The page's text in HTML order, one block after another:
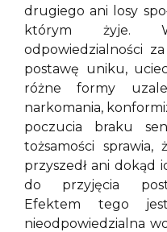
drugiego ani losy
którym żyje.
odpowiedzialności
postawę uniku,
różne formy
narkomania,
poczucia braku
tożsamości sprawia,
przyszedł ani dokąd
do przyjęcia
Efektem tego
nieodpowiedzialna